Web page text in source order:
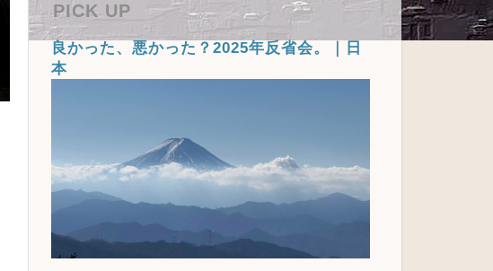
PICK UP
良かった、悪かった？2025年反省会。｜日
本